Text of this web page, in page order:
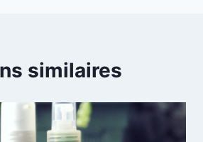
similaires